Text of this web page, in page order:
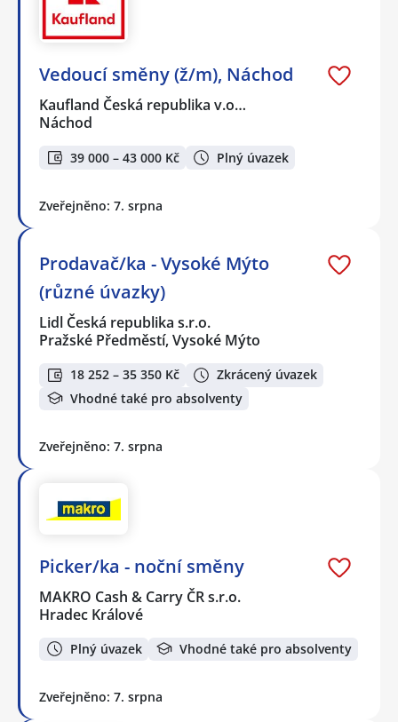
Vedoucí směny (ž/m), Náchod
Kaufland Česká republika v.o…
Náchod
39 000 – 43 000 Kč Plný úvazek
Zveřejněno: 7. srpna
Prodavač/ka - Vysoké Mýto
(různé úvazky)
Lidl Česká republika s.r.o.
Pražské Předměstí, Vysoké Mýto
18 252 – 35 350 Kč
Zkrácený úvazek
Vhodné také pro absolventy
Zveřejněno: 7. srpna
Picker/ka - noční směny
MAKRO Cash & Carry ČR s.r.o.
Hradec Králové
Plný úvazek Vhodné také pro absolventy
Zveřejněno: 7. srpna